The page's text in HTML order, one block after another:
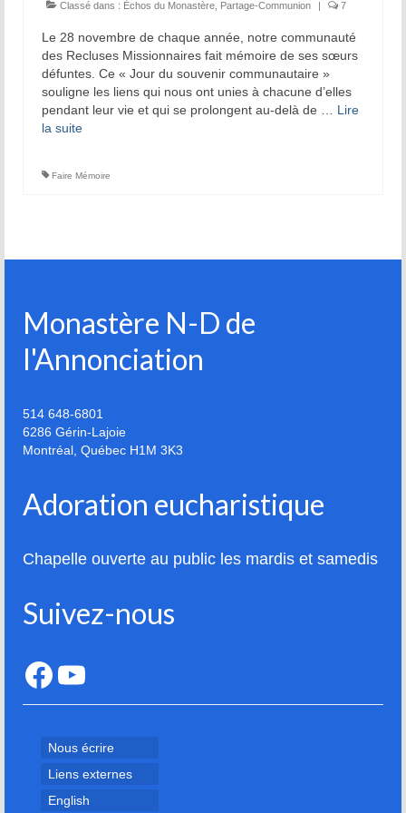
Prière d’Adoration et de Louange
Parole de Dieu
Solitude Communion
Prière d’intercession
articles
Bibliographie sur Jeanne Le Ber
La tradition des Recluses
Famille reclusienne
Prier avec une icône
Classé dans : Échos du Monastère, Partage-Communion 7
Le 28 novembre de chaque année, notre communauté
des Recluses Missionnaires fait mémoire de ses sœurs
défuntes. Ce « Jour du souvenir communautaire »
souligne les liens qui nous ont unies à chacune d’elles
pendant leur vie et qui se prolongent au-delà de … Lire
la suite­­
Faire Mémoire
Monastère N-D de
l'Annonciation
514 648-6801
6286 Gérin-Lajoie
Montréal, Québec H1M 3K3
Adoration eucharistique
Chapelle ouverte au public les mardis et samedis
Suivez-nous
Facebook
YouTube
Nous écrire
Liens externes
English